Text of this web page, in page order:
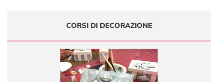
CORSI DI DECORAZIONE